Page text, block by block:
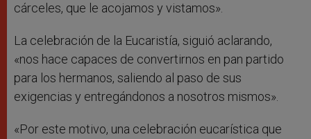
cárceles, que le acojamos y vistamos».
La celebración de la Eucaristía, siguió aclarando,
«nos hace capaces de convertirnos en pan partido
para los hermanos, saliendo al paso de sus
exigencias y entregándonos a nosotros mismos».
«Por este motivo, una celebración eucarística que